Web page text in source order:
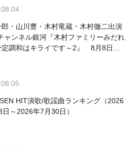
郎・山川豊・木村竜蔵・木村徹二出演
ャンネル銀河『木村ファミリーみだれ
定調和はキライです～2』 8月8日
HIT演歌/歌謡曲ランキング（2026
日～2026年7月30日）